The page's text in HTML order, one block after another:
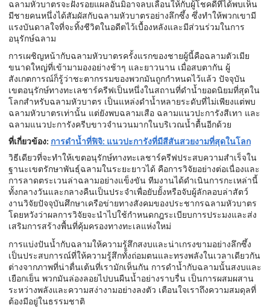
ฉลามหัวบาตรจะฝังรอยแผลอันมิอาจลบเลือนให้กับผู้โชคดีที่ได้พบเห็น
มีชายคนหนึ่งได้สัมผัสกับฉลามหัวบาตรอย่างลึกซึ้ง ซึ่งทำให้พวกเขามี
แรงบันดาลใจที่จะทิ้งชีวิตในอดีตไว้เบื้องหลังและมีส่วนร่วมในการ
อนุรักษ์ฉลาม
การเผชิญหน้ากับฉลามหัวบาตรครั้งแรกของชายผู้นี้คือฉลามตัวเมีย
ขนาดใหญ่ที่เข้ามามองอย่างช้าๆ และยาวนาน เมื่อสบตากัน ผู้
สังเกตการณ์ก็รู้ว่าชะตากรรมของพวกมันถูกกำหนดไว้แล้ว ปัจจุบัน
เขตอนุรักษ์ทางทะเลชาร์ครีฟเป็นหนึ่งในสถานที่ดำน้ำยอดนิยมที่สุดใน
โลกสำหรับฉลามหัวบาตร เป็นแหล่งดำน้ำหลายระดับที่ไม่เพียงแต่พบ
ฉลามหัวบาตรเท่านั้น แต่ยังพบฉลามเสือ ฉลามแนวปะการังสีเทา และ
ฉลามแนวปะการังครีบขาวจำนวนมากในบริเวณน้ำตื้นอีกด้วย
ที่เกี่ยวข้อง: การดำน้ำที่ฟิจิ: แนวปะการังที่มีสีสันสวยงามที่สุดในโลก
วิธีเดียวที่จะทำให้เขตอนุรักษ์ทางทะเลชาร์ครีฟประสบความสำเร็จใน
ฐานะเขตรักษาพันธุ์ฉลามในระยะยาวได้ คือการวิจัยอย่างต่อเนื่องและ
การลาดตระเวนล่าฉลามอย่างแข็งขัน ทีมงานได้ดำเนินการกะเหล่านี้
ทั้งกลางวันและกลางคืนเป็นประจำเพื่อยับยั้งหรือจับผู้ลักลอบล่าสัตว์
งานวิจัยปัจจุบันศึกษาเครือข่ายทางสังคมของประชากรฉลามหัวบาตร
โดยหวังว่าผลการวิจัยจะนำไปใช้กำหนดกฎระเบียบการประมงและส่ง
เสริมการสร้างพื้นที่คุ้มครองทางทะเลแห่งใหม่
การแบ่งปันน้ำกับฉลามให้ความรู้สึกสงบและน่าเกรงขามอย่างลึกซึ้ง
เป็นประสบการณ์ที่ให้ความรู้สึกทั้งถ่อมตนและทรงพลังในเวลาเดียวกัน
ต่างจากภาพที่น่าตื่นเต้นที่เรามักเห็นกัน การดำน้ำกับฉลามนั้นสงบและ
เยือกเย็น พวกมันล่องลอยไปบนผืนน้ำอย่างราบรื่น เป็นการผสมผสาน
ระหว่างพลังและความสง่างามอย่างลงตัว เตือนใจเราถึงความสมดุลที่
ต้องมีอยู่ในธรรมชาติ